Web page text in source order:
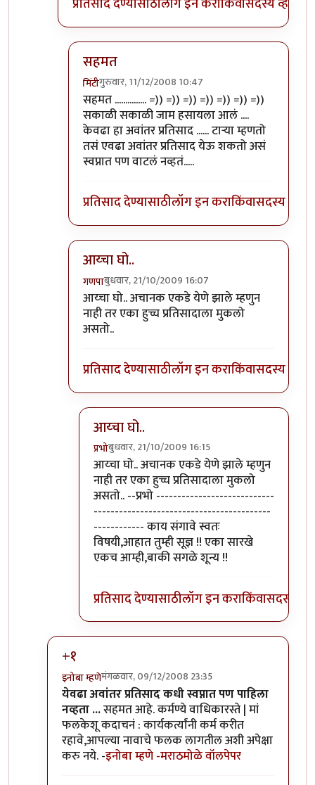
सहमत
मिंटीगुरुवार, 11/12/2008 10:47
In reply toमेलो.....अ-क्ष-र-शः मेलो !!!!! by
सहमत ............... =)) =)) =)) =)) =)) =)) =))
सकाळी सकाळी जाम हसायला आलं ....
केवढा हा अवांतर प्रतिसाद ...... टार्‍या म्हणतो
तसं एवढा अवांतर प्रतिसाद येऊ शकतो असं
स्वप्नात पण वाटलं नव्हतं.....
प्रतिसाद देण्यासाठीलॉग इन कराकिंवासदस्य व्हा
आय्चा घो..
गणपाबुधवार, 21/10/2009 16:07
In reply toमेलो.....अ-क्ष-र-शः मेलो !!!!!by
आय्चा घो.. अचानक एकडे येणे झाले म्हणुन
नाही तर एका हुच्च प्रतिसादाला मुकलो
असतो..
प्रतिसाद देण्यासाठीलॉग इन कराकिंवासदस्य व्हा
आय्चा घो..
प्रभोबुधवार, 21/10/2009 16:15
In reply toआय्चा घो..byगणपा
आय्चा घो.. अचानक एकडे येणे झाले म्हणुन
नाही तर एका हुच्च प्रतिसादाला मुकलो
असतो.. --प्रभो ----------------------------
------------------------------------------
------------ काय संगावे स्वतः
विषयी,आहात तुम्ही सूज्ञ !! एका सारखे
एकच आम्ही,बाकी सगळे शून्य !!
प्रतिसाद देण्यासाठीलॉग इन कराकिंवासदस्य व्हा
+१
इनोबा म्हणेमंगळवार, 09/12/2008 23:35
In reply toठॉ ...byटारझन
येवढा अवांतर प्रतिसाद कधी स्वप्नात पण पाहिला
नव्हता ...सहमत आहे. कर्मण्ये वाधिकारस्ते | मां
फलकेशू कदाचनं : कार्यकर्त्यांनी कर्म करीत
रहावे,आपल्या नावाचे फलक लागतील अशी अपेक्षा
करु नये. -इनोबा म्हणे-मराठमोळे वॉलपेपर